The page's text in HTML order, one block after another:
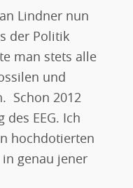
Lindner nun
der Politik
man stets alle
und
Schon 2012
EEG. Ich
hochdotierten
genau jener